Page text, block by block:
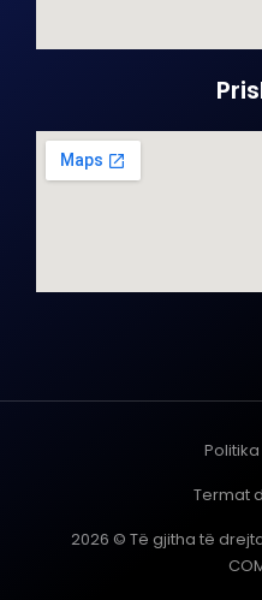
2026 © Të gjitha të
Termat